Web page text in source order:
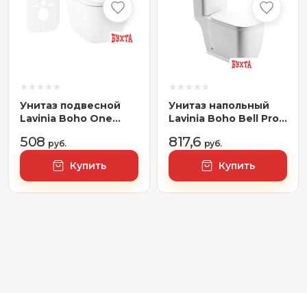
Унитаз подвесной
Lavinia Boho One
(чаша,
пневмокрышка, шум-
508 руб.
Купить
Унитаз напольный
Lavinia Boho Bell Pro
чаша,
пневмокрышка)
817,6 руб.
Купить